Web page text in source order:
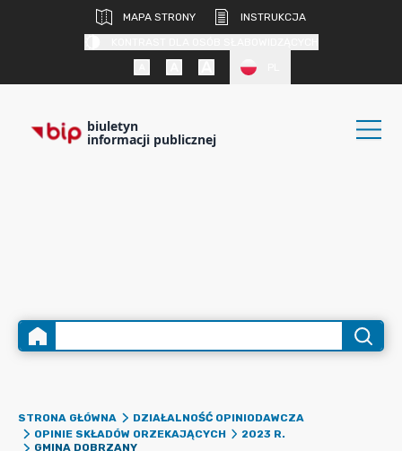
MAPA STRONY
INSTRUKCJA
biuletyn
informacji publicznej
STRONA GŁÓWNA
DZIAŁALNOŚĆ OPINIODAWCZA
OPINIE SKŁADÓW ORZEKAJĄCYCH
2023 R.
GMINA DOBRZANY